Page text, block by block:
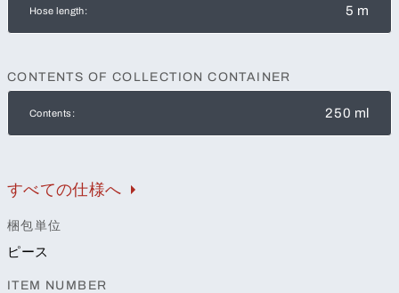
Hose length: 5 m
CONTENTS OF COLLECTION CONTAINER
Contents: 250 ml
すべての仕様へ
梱包単位
ピース
ITEM NUMBER